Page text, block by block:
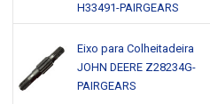
H33491-PAIRGEARS
Eixo para Colheitadeira
JOHN DEERE Z28234G-
PAIRGEARS